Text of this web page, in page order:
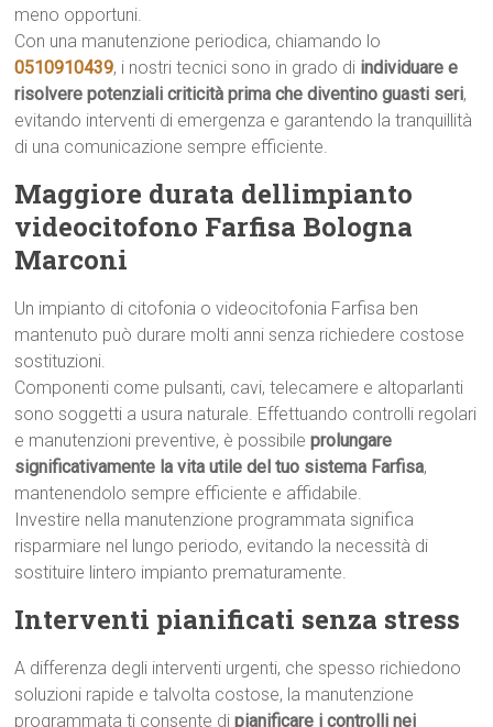
meno opportuni.
Con una manutenzione periodica, chiamando lo
0510910439, i nostri tecnici sono in grado di individuare e
risolvere potenziali criticità prima che diventino guasti seri,
evitando interventi di emergenza e garantendo la tranquillità
di una comunicazione sempre efficiente.
Maggiore durata dellimpianto
videocitofono Farfisa Bologna
Marconi
Un impianto di citofonia o videocitofonia Farfisa ben
mantenuto può durare molti anni senza richiedere costose
sostituzioni.
Componenti come pulsanti, cavi, telecamere e altoparlanti
sono soggetti a usura naturale. Effettuando controlli regolari
e manutenzioni preventive, è possibileprolungare
significativamente la vita utile del tuo sistema Farfisa,
mantenendolo sempre efficiente e affidabile.
Investire nella manutenzione programmata significa
risparmiare nel lungo periodo, evitando la necessità di
sostituire lintero impianto prematuramente.
Interventi pianificati senza stress
A differenza degli interventi urgenti, che spesso richiedono
soluzioni rapide e talvolta costose, la manutenzione
programmata ti consente dipianificare i controlli nei